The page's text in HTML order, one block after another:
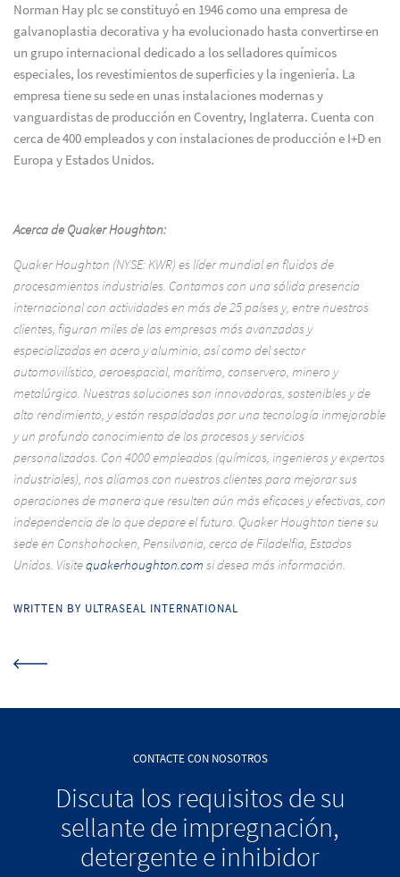
Norman Hay plc se constituyó en 1946 como una empresa de
galvanoplastia decorativa y ha evolucionado hasta convertirse en
un grupo internacional dedicado a los selladores químicos
especiales, los revestimientos de superficies y la ingeniería. La
empresa tiene su sede en unas instalaciones modernas y
vanguardistas de producción en Coventry, Inglaterra. Cuenta con
cerca de 400 empleados y con instalaciones de producción e I+D en
Europa y Estados Unidos.
Acerca de Quaker Houghton:
Quaker Houghton (NYSE: KWR) es líder mundial en fluidos de
procesamientos industriales. Contamos con una sólida presencia
internacional con actividades en más de 25 países y, entre nuestros
clientes, figuran miles de las empresas más avanzadas y
especializadas en acero y aluminio, así como del sector
automovilístico, aeroespacial, marítimo, conservero, minero y
metalúrgico. Nuestras soluciones son innovadoras, sostenibles y de
alto rendimiento, y están respaldadas por una tecnología inmejorable
y un profundo conocimiento de los procesos y servicios
personalizados. Con 4000 empleados (químicos, ingenieros y expertos
industriales), nos aliamos con nuestros clientes para mejorar sus
operaciones de manera que resulten aún más eficaces y efectivas, con
independencia de lo que depare el futuro. Quaker Houghton tiene su
sede en Conshohocken, Pensilvania, cerca de Filadelfia, Estados
Unidos. Visitequakerhoughton.com si desea más información.
WRITTEN BY ULTRASEAL INTERNATIONAL
CONTACTE CON NOSOTROS
Discuta los requisitos de su
sellante de impregnación,
detergente e inhibidor